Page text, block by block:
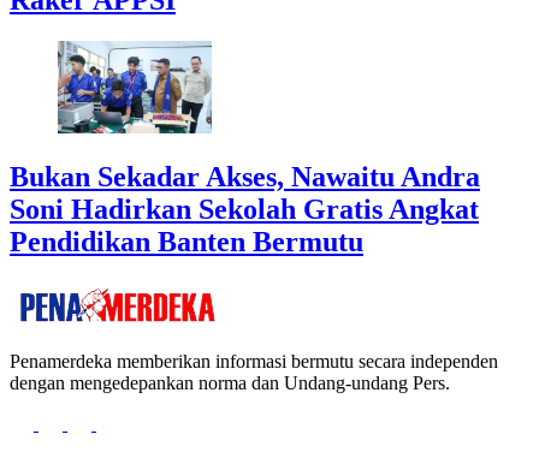
Bukan Sekadar Akses, Nawaitu Andra
Soni Hadirkan Sekolah Gratis Angkat
Pendidikan Banten Bermutu
Penamerdeka memberikan informasi bermutu secara independen
dengan mengedepankan norma dan Undang-undang Pers.